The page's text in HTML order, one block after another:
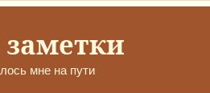
мне на пути